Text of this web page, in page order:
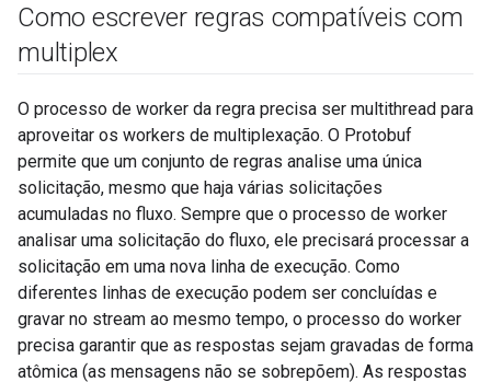
Como escrever regras compatíveis com
multiplex
O processo de worker da regra precisa ser multithread para
aproveitar os workers de multiplexação. O Protobuf
permite que um conjunto de regras analise uma única
solicitação, mesmo que haja várias solicitações
acumuladas no fluxo. Sempre que o processo de worker
analisar uma solicitação do fluxo, ele precisará processar a
solicitação em uma nova linha de execução. Como
diferentes linhas de execução podem ser concluídas e
gravar no stream ao mesmo tempo, o processo do worker
precisa garantir que as respostas sejam gravadas de forma
atômica (as mensagens não se sobrepõem). As respostas